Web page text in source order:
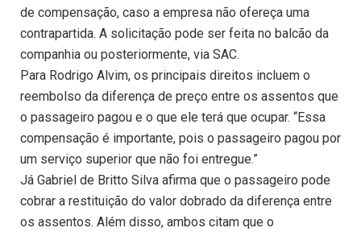
de compensação, caso a empresa não ofereça uma
contrapartida. A solicitação pode ser feita no balcão da
companhia ou posteriormente, via SAC.
Para Rodrigo Alvim, os principais direitos incluem o
reembolso da diferença de preço entre os assentos que
o passageiro pagou e o que ele terá que ocupar. “Essa
compensação é importante, pois o passageiro pagou por
um serviço superior que não foi entregue.”
Já Gabriel de Britto Silva afirma que o passageiro pode
cobrar a restituição do valor dobrado da diferença entre
os assentos. Além disso, ambos citam que o